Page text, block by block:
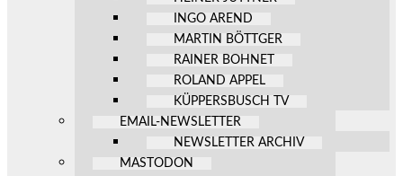
INGO AREND
MARTIN BÖTTGER
RAINER BOHNET
ROLAND APPEL
KÜPPERSBUSCH TV
EMAIL-NEWSLETTER
NEWSLETTER ARCHIV
MASTODON